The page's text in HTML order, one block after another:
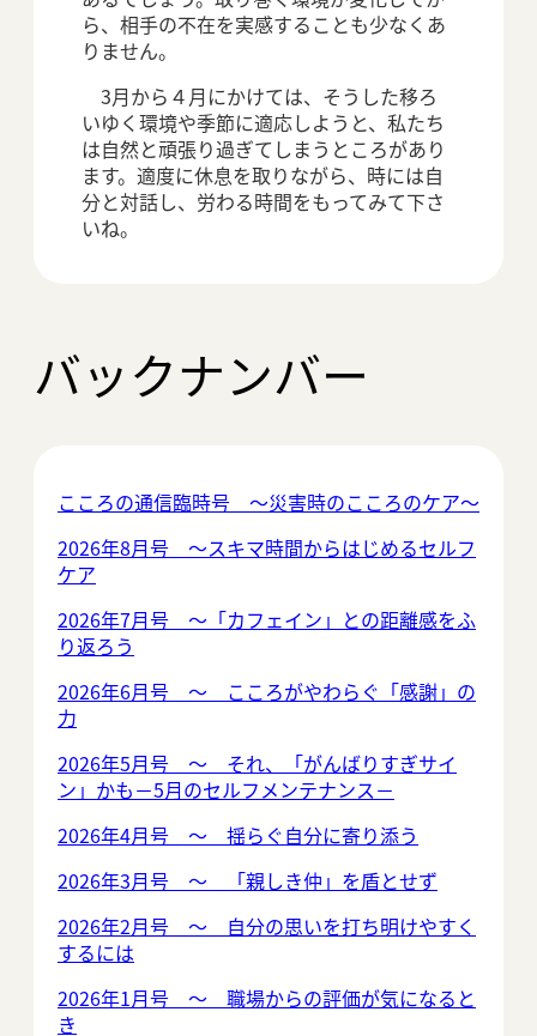
ら、相手の不在を実感することも少なくあ
りません。
3月から４月にかけては、そうした移ろ
いゆく環境や季節に適応しようと、私たち
は自然と頑張り過ぎてしまうところがあり
ます。適度に休息を取りながら、時には自
分と対話し、労わる時間をもってみて下さ
いね。
バックナンバー
こころの通信臨時号 ～災害時のこころのケア～
2026年8月号 ～スキマ時間からはじめるセルフ
ケア
2026年7月号 ～「カフェイン」との距離感をふ
り返ろう
2026年6月号 ～ こころがやわらぐ「感謝」の
力
2026年5月号 ～ それ、「がんばりすぎサイ
ン」かも－5月のセルフメンテナンス－
2026年4月号 ～ 揺らぐ自分に寄り添う
2026年3月号 ～ 「親しき仲」を盾とせず
2026年2月号 ～ 自分の思いを打ち明けやすく
するには
2026年1月号 ～ 職場からの評価が気になると
き